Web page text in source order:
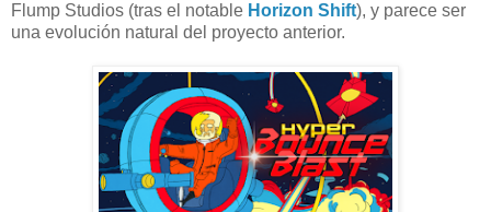
Flump Studios (tras el notable Horizon Shift), y parece ser
una evolución natural del proyecto anterior.